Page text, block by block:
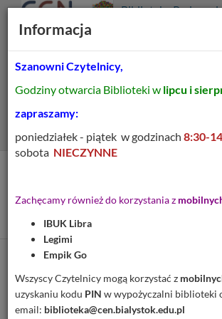
główne
główna
Prolib
główna
Biblioteka
przedszkolu
Dodaj na Twoją półkę
Informacja
Szanowni Czytelnicy,
Godziny otwarcia Biblioteki w lipcu i
zapraszamy:
poniedziałek - piątek w godzinach 8:30-
sobota NIECZYNNE
Zachęcamy również do korzystania z
IBUK Libra
Legimi
Empik Go
Wszyscy Czytelnicy mogą korzystać z
uzyskaniu kodu PIN w wypożyczalni biblioteki
email: biblioteka@cen.bialystok.edu.pl